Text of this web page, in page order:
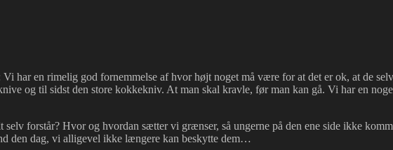
har en rimelig god fornemmelse af hvor højt noget må være for at det er ok, at de
og til sidst den store kokkekniv. At man skal kravle, før man kan gå. Vi har en
selv forstår? Hvor og hvordan sætter vi grænser, så ungerne på den ene side ikke
den dag, vi alligevel ikke længere kan beskytte dem…